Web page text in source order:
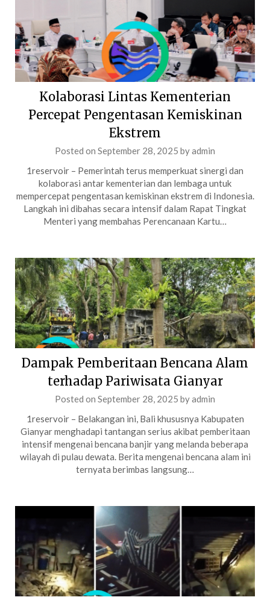
Kolaborasi Lintas Kementerian
Percepat Pengentasan Kemiskinan
Ekstrem
Posted on September 28, 2025 byadmin
1reservoir – Pemerintah terus memperkuat sinergi dan
kolaborasi antar kementerian dan lembaga untuk
mempercepat pengentasan kemiskinan ekstrem di Indonesia.
Langkah ini dibahas secara intensif dalam Rapat Tingkat
Menteri yang membahas Perencanaan Kartu…
Dampak Pemberitaan Bencana Alam
terhadap Pariwisata Gianyar
Posted on September 28, 2025 byadmin
1reservoir – Belakangan ini, Bali khususnya Kabupaten
Gianyar menghadapi tantangan serius akibat pemberitaan
intensif mengenai bencana banjir yang melanda beberapa
wilayah di pulau dewata. Berita mengenai bencana alam ini
ternyata berimbas langsung…